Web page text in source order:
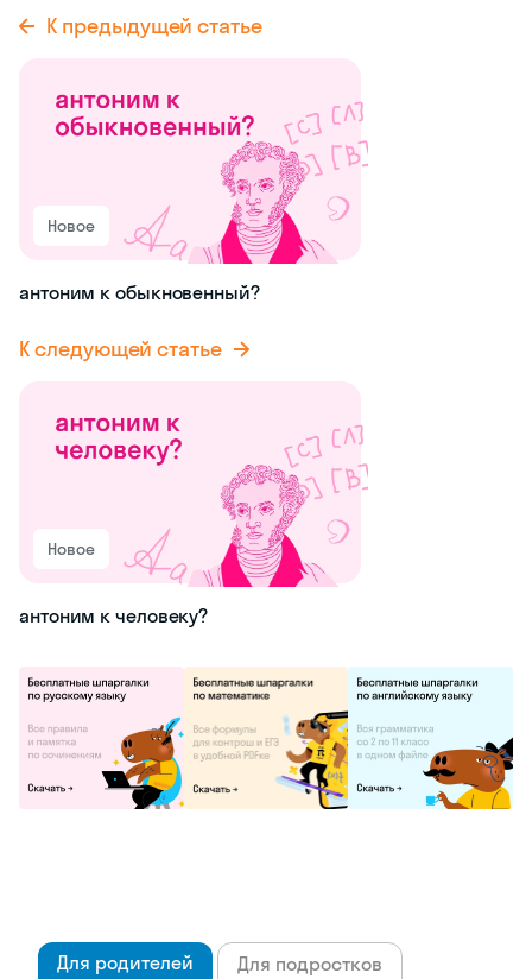
К предыдущей статье
Новое
антоним к обыкновенный?
К следующей статье
Новое
антоним к человеку?
Для родителей Для подростков